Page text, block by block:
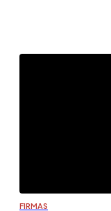
FIRMAS